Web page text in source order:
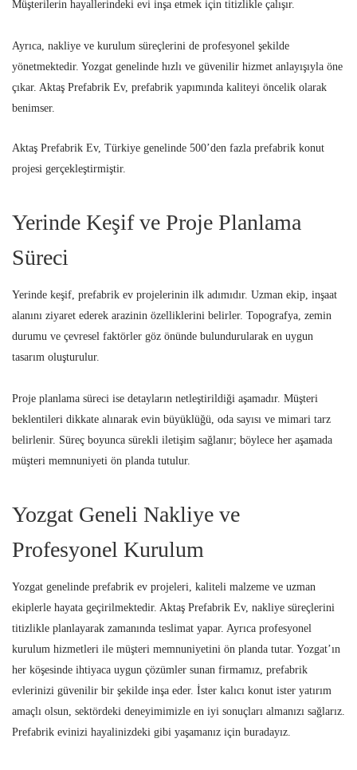
Müşterilerin hayallerindeki evi inşa etmek için titizlikle çalışır.
Ayrıca, nakliye ve kurulum süreçlerini de profesyonel şekilde
yönetmektedir. Yozgat genelinde hızlı ve güvenilir hizmet anlayışıyla öne
çıkar. Aktaş Prefabrik Ev, prefabrik yapımında kaliteyi öncelik olarak
benimser.
Aktaş Prefabrik Ev, Türkiye genelinde 500’den fazla prefabrik konut
projesi gerçekleştirmiştir.
Yerinde Keşif ve Proje Planlama
Süreci
Yerinde keşif, prefabrik ev projelerinin ilk adımıdır. Uzman ekip, inşaat
alanını ziyaret ederek arazinin özelliklerini belirler. Topografya, zemin
durumu ve çevresel faktörler göz önünde bulundurularak en uygun
tasarım oluşturulur.
Proje planlama süreci ise detayların netleştirildiği aşamadır. Müşteri
beklentileri dikkate alınarak evin büyüklüğü, oda sayısı ve mimari tarz
belirlenir. Süreç boyunca sürekli iletişim sağlanır; böylece her aşamada
müşteri memnuniyeti ön planda tutulur.
Yozgat Geneli Nakliye ve
Profesyonel Kurulum
Yozgat genelinde prefabrik ev projeleri, kaliteli malzeme ve uzman
ekiplerle hayata geçirilmektedir. Aktaş Prefabrik Ev, nakliye süreçlerini
titizlikle planlayarak zamanında teslimat yapar. Ayrıca profesyonel
kurulum hizmetleri ile müşteri memnuniyetini ön planda tutar. Yozgat’ın
her köşesinde ihtiyaca uygun çözümler sunan firmamız, prefabrik
evlerinizi güvenilir bir şekilde inşa eder. İster kalıcı konut ister yatırım
amaçlı olsun, sektördeki deneyimimizle en iyi sonuçları almanızı sağlarız.
Prefabrik evinizi hayalinizdeki gibi yaşamanız için buradayız.